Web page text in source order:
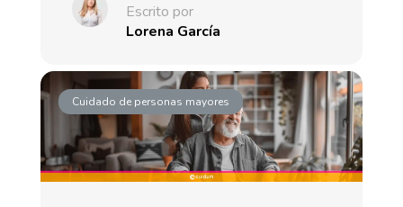
Escrito por
Lorena García
Cuidado de personas mayores